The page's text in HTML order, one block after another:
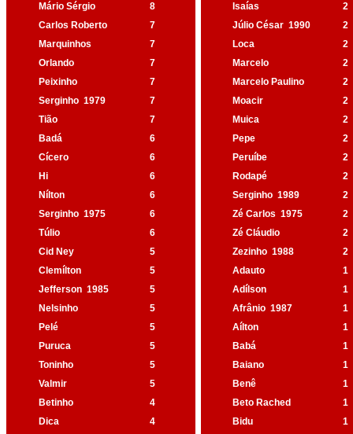
Mário Sérgio
8 Isaías
2
Carlos Roberto
7 Júlio César 1990
2
Marquinhos
7 Loca
2
Orlando
7 Marcelo
2
Peixinho
7 Marcelo Paulino
2
Serginho 1979 7 Moacir
2
Tião
7 Muica
2
Badá
6 Pepe
2
Cícero
6 Peruíbe
2
Hi
6 Rodapé
2
Nílton
6 Serginho 1989
2
Serginho 1975 6 Zé Carlos 1975
2
Túlio
6 Zé Cláudio
2
Cid Ney
5 Zezinho 1988
2
Clemílton
5 Adauto
1
Jefferson 1985 5 Adílson
1
Nelsinho
5 Afrânio 1987
1
Pelé
5 Aílton
1
Puruca
5 Babá
1
Toninho
5 Baiano
1
Valmir
5 Benê
1
Betinho
4 Beto Rached
1
Dica
4 Bidu
1